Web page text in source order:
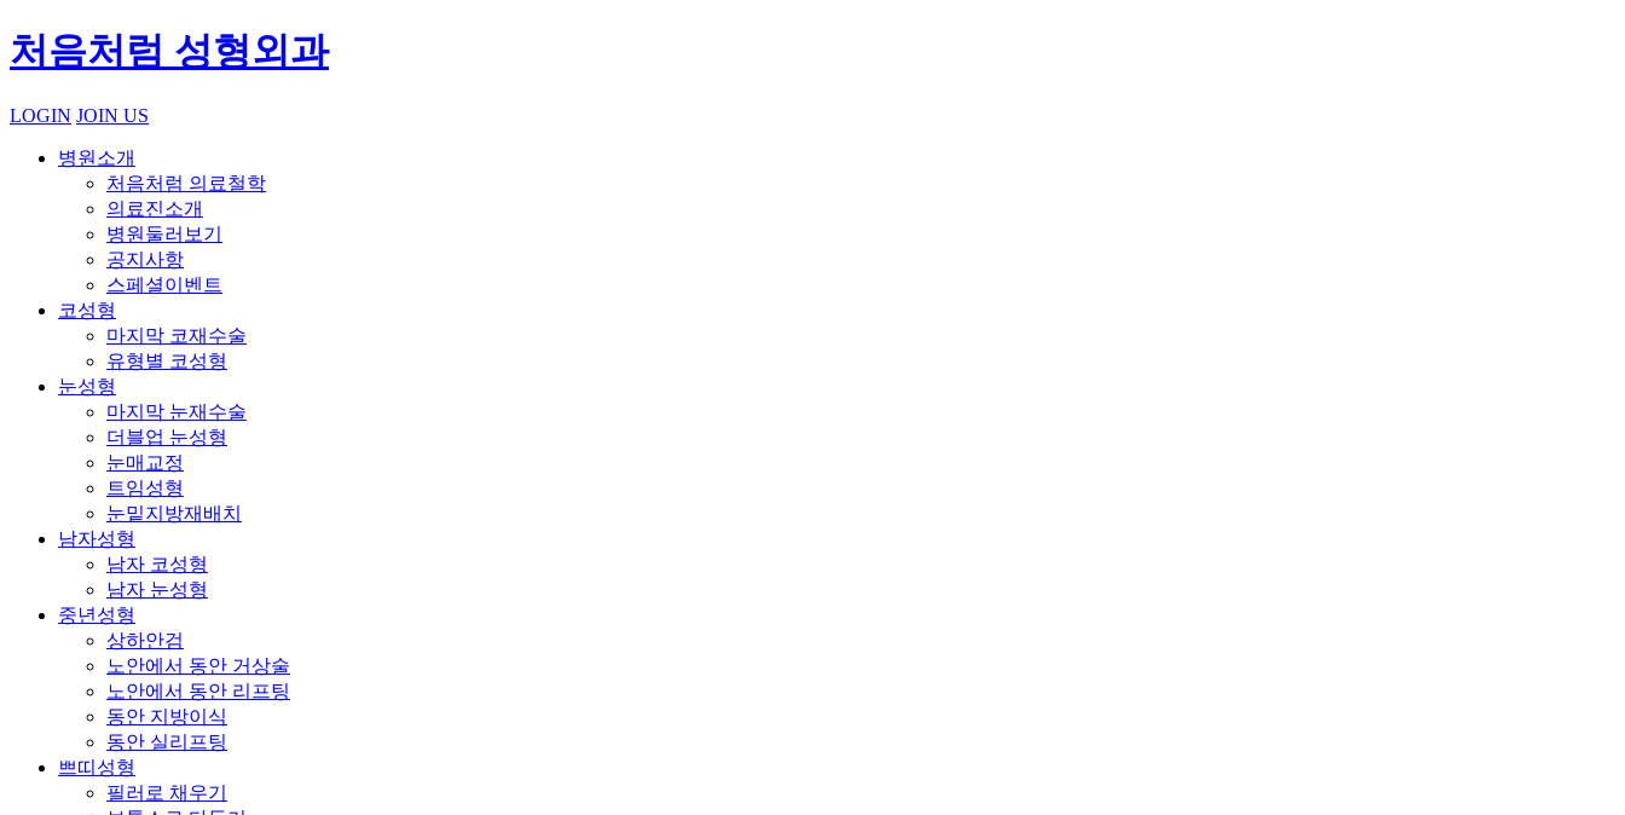
처음처럼 성형외과
LOGIN JOIN US
병원소개
처음처럼 의료철학
의료진소개
병원둘러보기
공지사항
스페셜이벤트
코성형
마지막 코재수술
유형별 코성형
눈성형
마지막 눈재수술
더블업 눈성형
눈매교정
트임성형
눈밑지방재배치
남자성형
남자 코성형
남자 눈성형
중년성형
상하안검
노안에서 동안 거상술
노안에서 동안 리프팅
동안 지방이식
동안 실리프팅
쁘띠성형
필러로 채우기